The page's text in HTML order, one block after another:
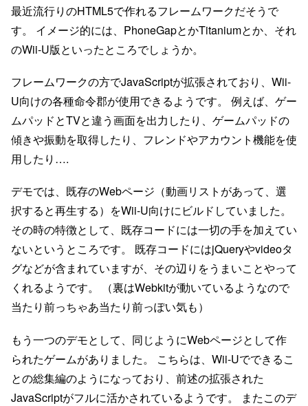
最近流行りのHTML5で作れるフレームワークだそうで
す。 イメージ的には、PhoneGapとかTitaniumとか、それ
のWii-U版といったところでしょうか。
フレームワークの方でJavaScriptが拡張されており、Wii-
U向けの各種命令郡が使用できるようです。 例えば、ゲー
ムパッドとTVと違う画面を出力したり、ゲームパッドの
傾きや振動を取得したり、フレンドやアカウント機能を使
用したり….
デモでは、既存のWebページ（動画リストがあって、選
択すると再生する）をWii-U向けにビルドしていました。
その時の特徴として、既存コードには一切の手を加えてい
ないというところです。 既存コードにはjQueryやvideoタ
グなどが含まれていますが、その辺りをうまいことやって
くれるようです。 （裏はWebkitが動いているようなので
当たり前っちゃあ当たり前っぽい気も）
もう一つのデモとして、同じようにWebページとして作
られたゲームがありました。 こちらは、Wii-Uでできるこ
との総集編のようになっており、前述の拡張された
JavaScriptがフルに活かされているようです。 またこのデ